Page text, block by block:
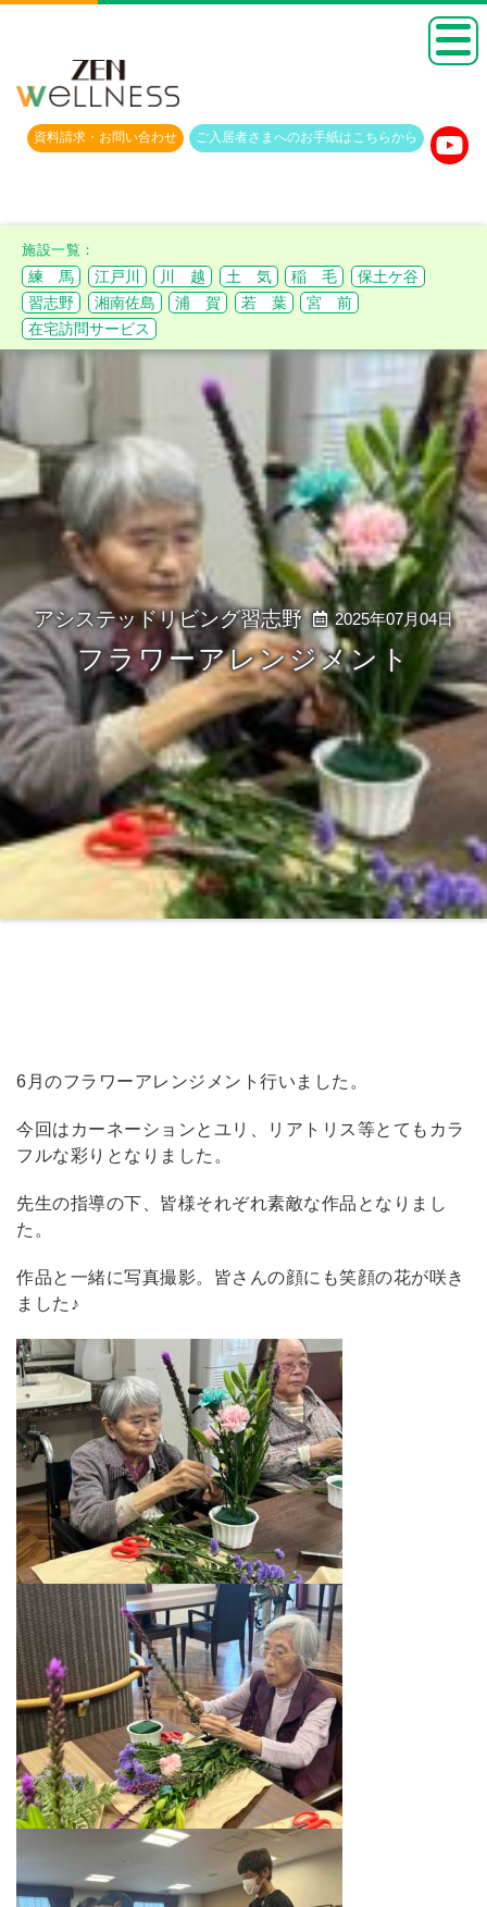
資料請求・ お問い合わせ ご入居者さまへのお手紙はこちらから
練 馬 江戸川 川 越 土 気 稲 毛
保土ケ谷
習志野
湘南佐島 浦 賀 若 葉
宮 前
在宅訪問サービス
2025年07月04日
フラワーアレンジメント
6月のフラワーアレンジメント行いました。
今回はカーネーションとユリ、リアトリス等とてもカラ
フルな彩りとなりました。
先生の指導の下、皆様それぞれ素敵な作品となりまし
た。
作品と一緒に写真撮影。皆さんの顔にも笑顔の花が咲き
ました♪